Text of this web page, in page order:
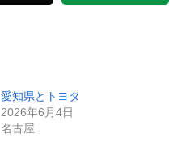
愛知県とトヨタ
2026年6月4日
名古屋